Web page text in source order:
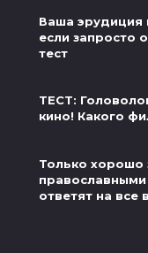
Ваша эрудиция
если запросто
тест
ТЕСТ:
кино! Какого
Только хорошо
ответят на все